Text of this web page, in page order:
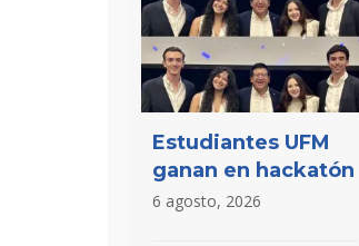
Estudiantes UFM
ganan en hackatón
6 agosto, 2026